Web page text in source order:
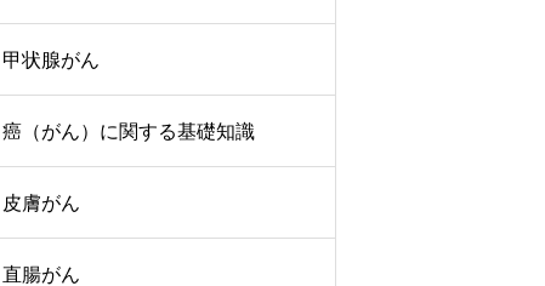
甲状腺がん
癌（がん）に関する基礎知識
皮膚がん
直腸がん